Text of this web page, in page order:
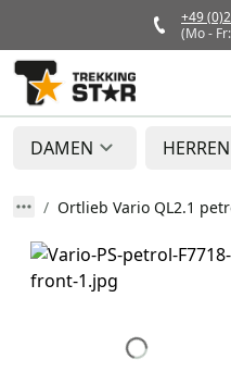
+49
(Mo -
DAMEN HERREN
Ortlieb Vario QL2.1